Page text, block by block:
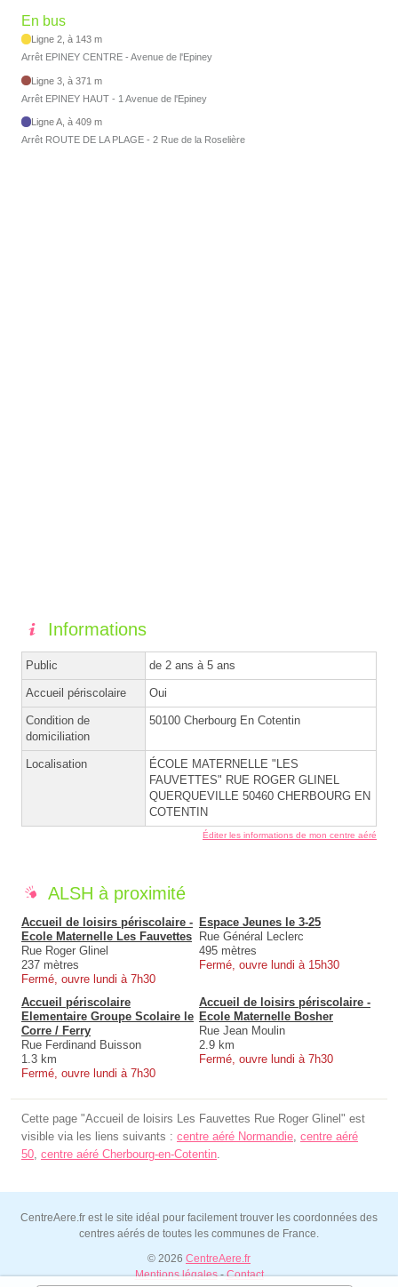
En bus
Ligne 2, à 143 m
Arrêt EPINEY CENTRE - Avenue de l'Epiney
Ligne 3, à 371 m
Arrêt EPINEY HAUT - 1 Avenue de l'Epiney
Ligne A, à 409 m
Arrêt ROUTE DE LA PLAGE - 2 Rue de la Roselière
Informations
Public de 2 ans à 5 ans
Accueil périscolaire Oui
Condition de
domiciliation
50100 Cherbourg En Cotentin
Localisation
ÉCOLE MATERNELLE "LES
FAUVETTES" RUE ROGER GLINEL
QUERQUEVILLE 50460 CHERBOURG EN
COTENTIN
Éditer les informations de mon centre aéré
ALSH à proximité
Accueil de loisirs périscolaire -
Ecole Maternelle Les Fauvettes
Rue Roger Glinel
237 mètres
Fermé, ouvre lundi à 7h30
Espace Jeunes le 3-25
Rue Général Leclerc
495 mètres
Fermé, ouvre lundi à 15h30
Accueil périscolaire
Elementaire Groupe Scolaire le
Corre / Ferry
Rue Ferdinand Buisson
1.3 km
Fermé, ouvre lundi à 7h30
Accueil de loisirs périscolaire -
Ecole Maternelle Bosher
Rue Jean Moulin
2.9 km
Fermé, ouvre lundi à 7h30
Cette page "Accueil de loisirs Les Fauvettes Rue Roger Glinel" est
visible via les liens suivants : centre aéré Normandie, centre aéré
50, centre aéré Cherbourg-en-Cotentin.
CentreAere.fr est le site idéal pour facilement trouver les coordonnées des
centres aérés de toutes les communes de France.
© 2026 CentreAere.fr
Mentions légales-Contact